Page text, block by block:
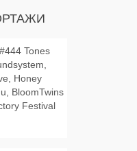
Tones
Honey
BloomTwins
Festival